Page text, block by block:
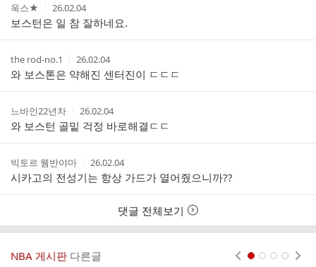
작
성
자
욱스★
작
성
시
간
26.02.04
보스턴은 일 참 잘하네요.
작
성
자
the rod-no.1
작
성
시
간
26.02.04
와 보스톤은 약해진 센터진이 ㄷㄷㄷ
작
성
자
느바인22년차
작
성
시
간
26.02.04
와 보스턴 골밑 걱정 바로해결ㄷㄷ
작
성
자
빅토르 웸반야마
작
성
시
간
26.02.04
시카고의 전성기는 항상 가드가 열어줬으니까??
댓글 전체보기
NBA 게시판 다른글